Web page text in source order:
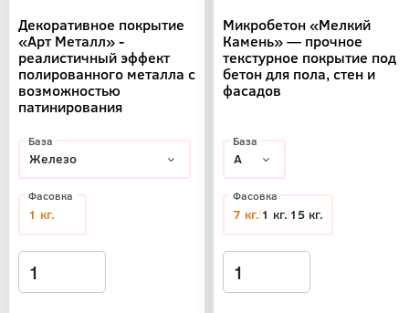
Декоративное покрытие
«Арт Металл» -
реалистичный эффект
полированного металла с
возможностью
патинирования
База
Фасовка
1 кг.
Микробетон «Мелкий
Камень» — прочное
текстурное покрытие под
бетон для пола, стен и
фасадов
База
Фасовка
7 кг. 1 кг. 15 кг.